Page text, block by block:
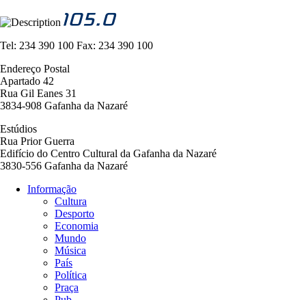
Tel: 234 390 100 Fax: 234 390 100
Endereço Postal
Apartado 42
Rua Gil Eanes 31
3834-908 Gafanha da Nazaré
Estúdios
Rua Prior Guerra
Edifício do Centro Cultural da Gafanha da Nazaré
3830-556 Gafanha da Nazaré
Navegação
principal
Informação
Cultura
Desporto
Economia
Mundo
Música
País
Política
Praça